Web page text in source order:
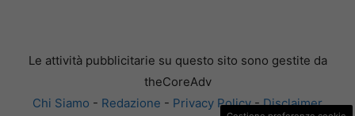
Le attività pubblicitarie su questo sito sono gestite da
theCoreAdv
Chi Siamo - Redazione - Privacy Policy-Disclaimer